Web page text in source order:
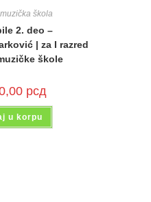
škola
2. deo –
| za I razred
škole
рсд
u korpu